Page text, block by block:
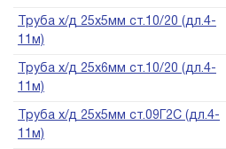
Труба х/д 25х5мм ст.10/20 (дл.4-
11м)
Труба х/д 25х6мм ст.10/20 (дл.4-
11м)
Труба х/д 25х5мм ст.09Г2С (дл.4-
11м)